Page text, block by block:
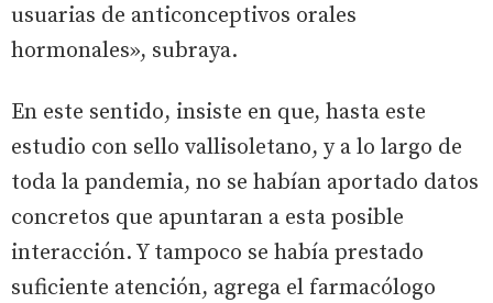
usuarias de anticonceptivos orales
hormonales», subraya.
En este sentido, insiste en que, hasta este
estudio con sello vallisoletano, y a lo largo de
toda la pandemia, no se habían aportado datos
concretos que apuntaran a esta posible
interacción. Y tampoco se había prestado
suficiente atención, agrega el farmacólogo